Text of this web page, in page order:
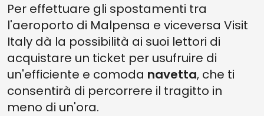
Per effettuare gli spostamenti tra
l'aeroporto di Malpensa e viceversa Visit
Italy dà la possibilità ai suoi lettori di
acquistare un ticket per usufruire di
un'efficiente e comoda navetta, che ti
consentirà di percorrere il tragitto in
meno di un'ora.